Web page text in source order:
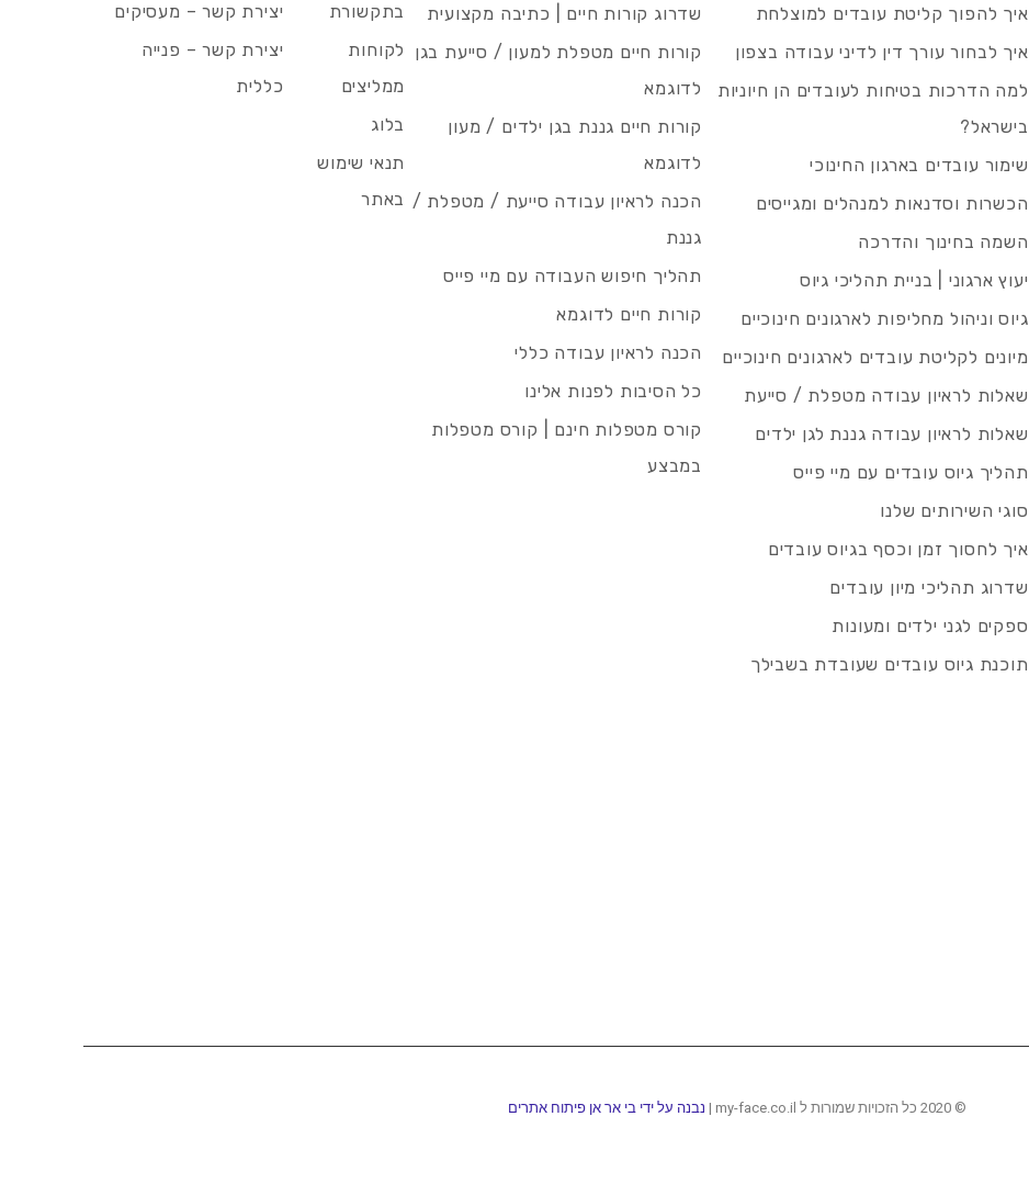
איך להפוך קליטת עובדים למוצלחת
איך לבחור עורך דין לדיני עבודה בצפון
למה הדרכות בטיחות לעובדים הן חיוניות
בישראל?
שימור עובדים בארגון החינוכי
הכשרות וסדנאות למנהלים ומגייסים
השמה בחינוך והדרכה
יעוץ ארגוני | בניית תהליכי גיוס
גיוס וניהול מחליפות לארגונים חינוכיים
מיונים לקליטת עובדים לארגונים חינוכיים
שאלות לראיון עבודה מטפלת / סייעת
שאלות לראיון עבודה גננת לגן ילדים
תהליך גיוס עובדים עם מיי פייס
סוגי השירותים שלנו
איך לחסוך זמן וכסף בגיוס עובדים
שדרוג תהליכי מיון עובדים
ספקים לגני ילדים ומעונות
תוכנת גיוס עובדים שעובדת בשבילך
שדרוג קורות חיים | כתיבה מקצועית
קורות חיים מטפלת למעון / סייעת בגן
לדוגמא
קורות חיים גננת בגן ילדים / מעון
לדוגמא
הכנה לראיון עבודה סייעת / מטפלת /
גננת
תהליך חיפוש העבודה עם מיי פייס
קורות חיים לדוגמא
הכנה לראיון עבודה כללי
כל הסיבות לפנות אלינו
קורס מטפלות חינם | קורס מטפלות
במבצע
בתקשורת
לקוחות
ממליצים
בלוג
תנאי שימוש
באתר
יצירת קשר – מעסיקים
יצירת קשר – פנייה
כללית
© 2020 כל הזכויות שמורות ל my-face.co.il | נבנה על ידי בי אר אן פיתוח אתרים